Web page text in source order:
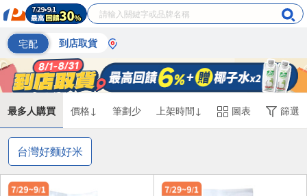
宅配 到店取貨
最多人購買 價格↓ 筆劃少 上架時間↓ 圖表 篩選
台灣好麵好米